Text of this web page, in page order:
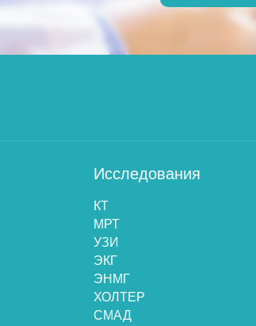
Исследования
КТ
МРТ
УЗИ
ЭКГ
ЭНМГ
ХОЛТЕР
СМАД